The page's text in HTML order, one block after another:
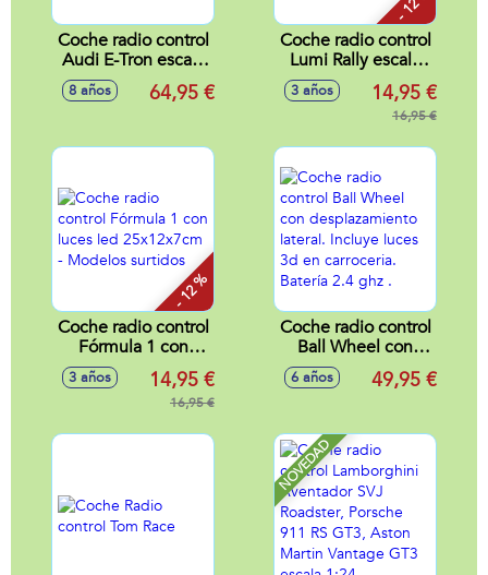
Coche radio control
Audi E-Tron escala
1:10
8 años 64,95 €
Coche radio control
Lumi Rally escala
1:18 con luces led,
26x11x7cm -
Modelos surtidos
3 años 14,95 €
16,95 €
- 12 %
Coche radio control
Fórmula 1 con
luces led
25x12x7cm -
Modelos surtidos
3 años 14,95 €
16,95 €
Coche radio control
Ball Wheel con
desplazamiento
lateral. Incluye
2.4 ghz .
6 años 49,95 €
NOVEDAD